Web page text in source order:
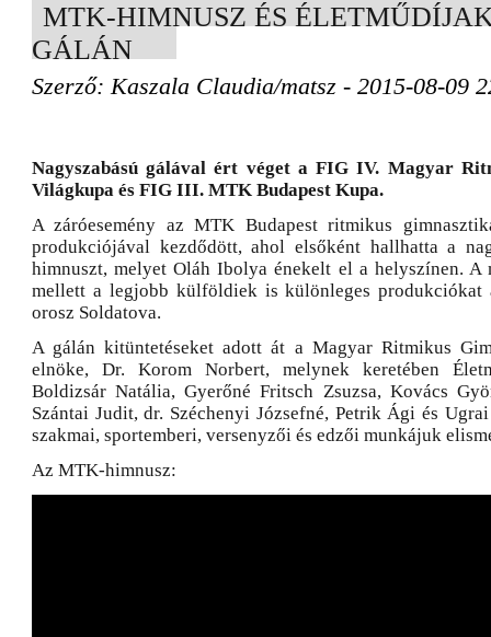
MTK-HIMNUSZ ÉS
GÁLÁN
Szerző: Kaszala Claudia/matsz - 2015-08-09
Nagyszabású gálával ért véget a FIG IV. Magyar
Világkupa és FIG III. MTK Budapest Kupa.
A záróesemény az MTK Budapest ritmikus
produkciójával kezdődött, ahol elsőként hallhatta a
himnuszt, melyet Oláh Ibolya énekelt el a helyszínen. A
mellett a legjobb külföldiek is különleges produkciókat
orosz Soldatova.
A gálán kitüntetéseket adott át a Magyar Ritmikus
elnöke, Dr. Korom Norbert, melynek keretében
Boldizsár Natália, Gyerőné Fritsch Zsuzsa, Kovács
Szántai Judit, dr. Széchenyi Józsefné, Petrik Ági és
szakmai, sportemberi, versenyzői és edzői munkájuk
Az MTK-himnusz: